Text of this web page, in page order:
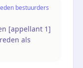
bestuurders
[appellant 1]
als